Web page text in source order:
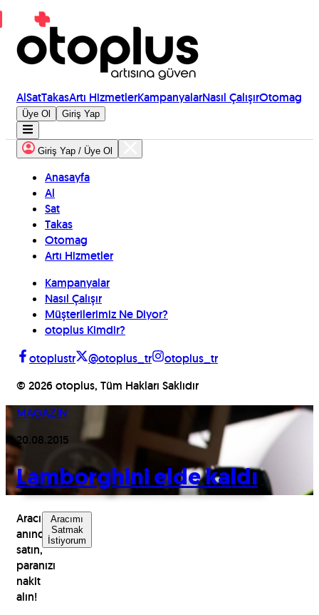
AlSatTakasArtı HizmetlerKampanyalarNasıl ÇalışırOtomag
Üye Ol Giriş Yap
Giriş Yap / Üye Ol
Anasayfa
Al
Sat
Takas
Otomag
Artı Hizmetler
Kampanyalar
Nasıl Çalışır
Müşterilerimiz Ne Diyor?
otoplus Kimdir?
otoplustr
@otoplus_tr
otoplus_tr
© 2026 otoplus, Tüm Hakları Saklıdır
MAGAZİN
20.08.2015
Lamborghini elde kaldı
Aracınızı
anında
satın,
paranızı
nakit
alın!
Aracımı
Satmak
İstiyorum